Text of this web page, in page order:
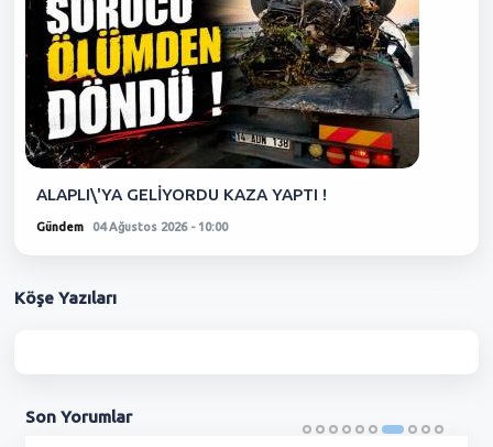
ALAPLI\'YA GELİYORDU KAZA YAPTI !
Gündem 04 Ağustos 2026 - 10:00
Köşe Yazıları
Son Yorumlar